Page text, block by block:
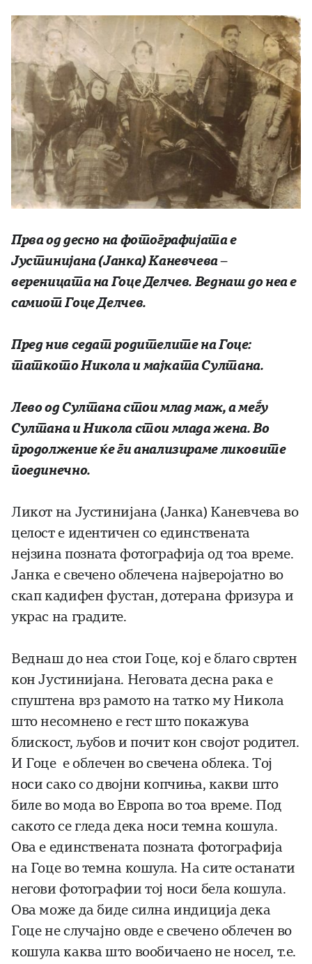
Прва од десно на фотографијата е
Јустинијана (Јанка) Каневчева –
вереницата на Гоце Делчев. Веднаш до неа е
самиот Гоце Делчев.
Пред нив седат родителите на Гоце:
таткото Никола и мајката Султана.
Лево од Султана стои млад маж, а меѓу
Султана и Никола стои млада жена. Во
продолжение ќе ги анализираме ликовите
поединечно.
Ликот на Јустинијана (Јанка) Каневчева во
целост е идентичен со единствената
нејзина позната фотографија од тоа време.
Јанка е свечено облечена најверојатно во
скап кадифен фустан, дотерана фризура и
украс на градите.
Веднаш до неа стои Гоце, кој е благо свртен
кон Јустинијана. Неговата десна рака е
спуштена врз рамото на татко му Никола
што несомнено е гест што покажува
блискост, љубов и почит кон својот родител.
И Гоце е облечен во свечена облека. Тој
носи сако со двојни копчиња, какви што
биле во мода во Европа во тоа време. Под
сакото се гледа дека носи темна кошула.
Ова е единствената позната фотографија
на Гоце во темна кошула. На сите останати
негови фотографии тој носи бела кошула.
Ова може да биде силна индиција дека
Гоце не случајно овде е свечено облечен во
кошула каква што вообичаено не носел, т.е.